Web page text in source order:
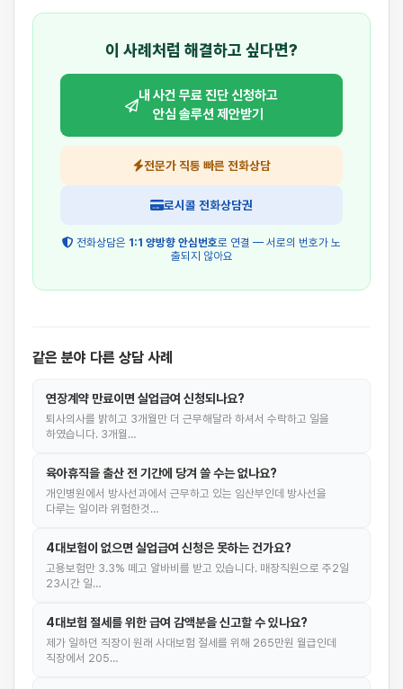
이 사례처럼 해결하고 싶다면?
내 사건 무료 진단 신청하고
안심 솔루션 제안받기
전문가 직통 빠른 전화상담
로시콜 전화상담권
전화상담은 1:1 양방향 안심번호로 연결 — 서로의 번호가 노
출되지 않아요
같은 분야 다른 상담 사례
연장계약 만료이면 실업급여 신청되나요?
퇴사의사를 밝히고 3개월만 더 근무해달라 하셔서 수락하고 일을
하였습니다. 3개월…
육아휴직을 출산 전 기간에 당겨 쓸 수는 없나요?
개인병원에서 방사선과에서 근무하고 있는 임산부인데 방사선을
다루는 일이라 위험한것…
4대보험이 없으면 실업급여 신청은 못하는 건가요?
고용보험만 3.3% 떼고 알바비를 받고 있습니다. 매장직원으로 주2일
23시간 일…
4대보험 절세를 위한 급여 감액분을 신고할 수 있나요?
제가 일하던 직장이 원래 사대보험 절세를 위해 265만원 월급인데
직장에서 205…